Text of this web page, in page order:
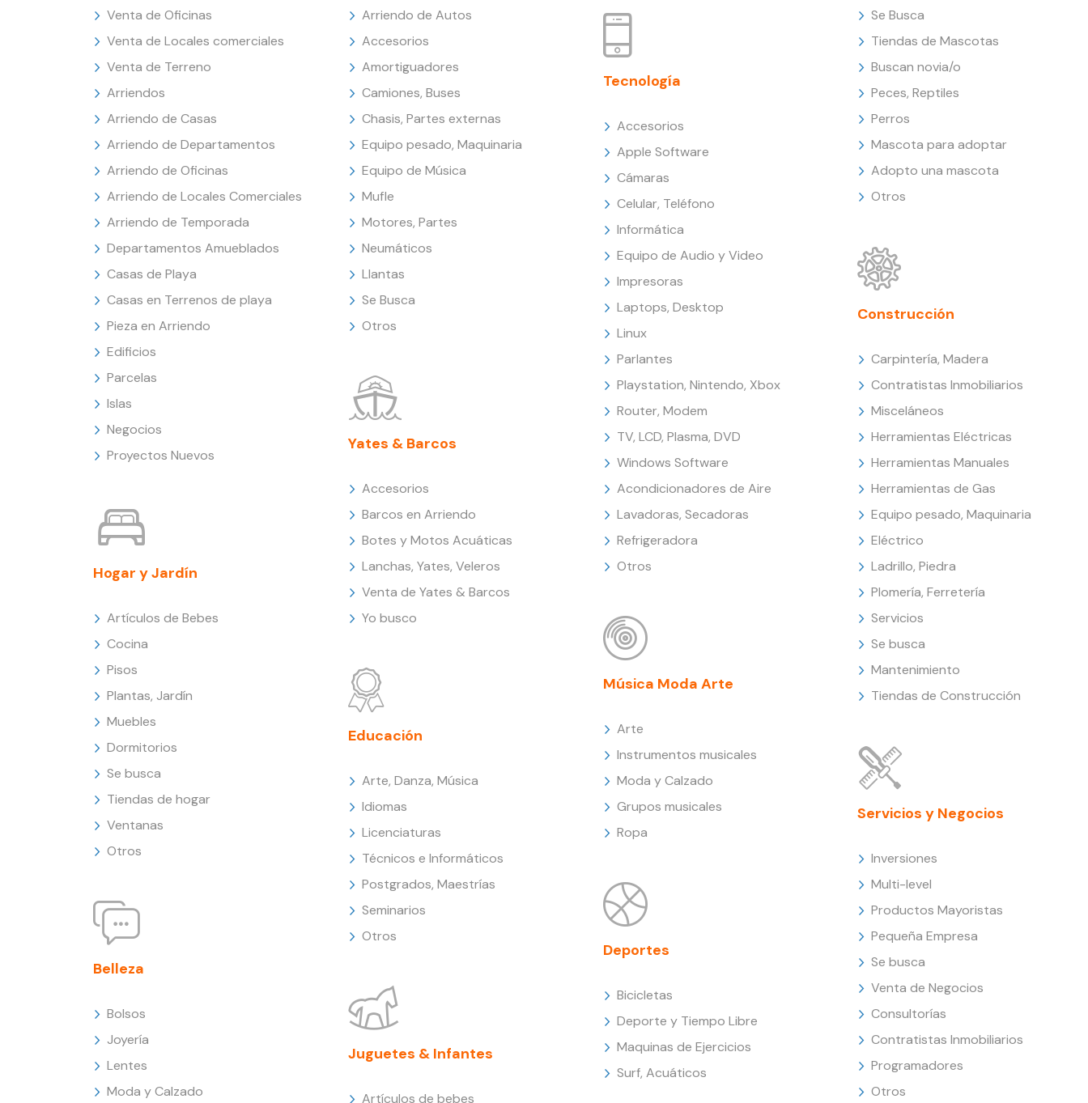
Venta de Oficinas
Venta de Locales comerciales
Venta de Terreno
Arriendos
Arriendo de Casas
Arriendo de Departamentos
Arriendo de Oficinas
Arriendo de Locales Comerciales
Arriendo de Temporada
Departamentos Amueblados
Casas de Playa
Casas en Terrenos de playa
Pieza en Arriendo
Edificios
Parcelas
Islas
Negocios
Proyectos Nuevos
Hogar y Jardín
Artículos de Bebes
Cocina
Pisos
Plantas, Jardín
Muebles
Dormitorios
Se busca
Tiendas de hogar
Ventanas
Otros
Belleza
Bolsos
Joyería
Lentes
Moda y Calzado
Arriendo de Autos
Accesorios
Amortiguadores
Camiones, Buses
Chasis, Partes externas
Equipo pesado, Maquinaria
Equipo de Música
Mufle
Motores, Partes
Neumáticos
Llantas
Se Busca
Otros
Yates & Barcos
Accesorios
Barcos en Arriendo
Botes y Motos Acuáticas
Lanchas, Yates, Veleros
Venta de Yates & Barcos
Yo busco
Educación
Arte, Danza, Música
Idiomas
Licenciaturas
Técnicos e Informáticos
Postgrados, Maestrías
Seminarios
Otros
Juguetes & Infantes
Artículos de bebes
Tecnología
Accesorios
Apple Software
Cámaras
Celular, Teléfono
Informática
Equipo de Audio y Video
Impresoras
Laptops, Desktop
Linux
Parlantes
Playstation, Nintendo, Xbox
Router, Modem
TV, LCD, Plasma, DVD
Windows Software
Acondicionadores de Aire
Lavadoras, Secadoras
Refrigeradora
Otros
Música Moda Arte
Arte
Instrumentos musicales
Moda y Calzado
Grupos musicales
Ropa
Deportes
Bicicletas
Deporte y Tiempo Libre
Maquinas de Ejercicios
Surf, Acuáticos
Se Busca
Tiendas de Mascotas
Buscan novia/o
Peces, Reptiles
Perros
Mascota para adoptar
Adopto una mascota
Otros
Construcción
Carpintería, Madera
Contratistas Inmobiliarios
Misceláneos
Herramientas Eléctricas
Herramientas Manuales
Herramientas de Gas
Equipo pesado, Maquinaria
Eléctrico
Ladrillo, Piedra
Plomería, Ferretería
Servicios
Se busca
Mantenimiento
Tiendas de Construcción
Servicios y Negocios
Inversiones
Multi-level
Productos Mayoristas
Pequeña Empresa
Se busca
Venta de Negocios
Consultorías
Contratistas Inmobiliarios
Programadores
Otros